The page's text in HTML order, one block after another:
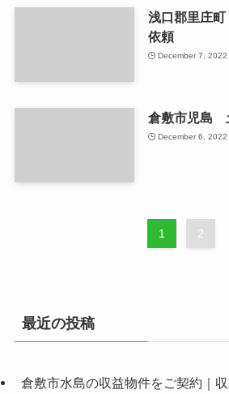
浅口郡里庄
依頼
December 7, 2022
倉敷市児島
December 6, 2022
1 2
最近の投稿
倉敷市水島の収益物件をご契約｜